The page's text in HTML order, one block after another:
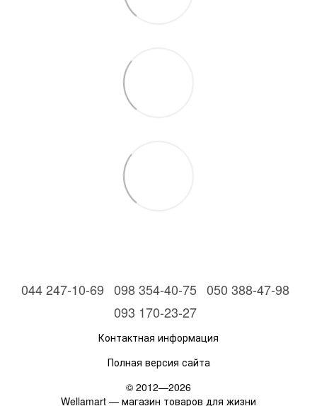
044 247-10-69 098 354-40-75 050 388-47-98
093 170-23-27
Контактная информация
Полная версия сайта
© 2012—2026
Wellamart — магазин товаров для жизни